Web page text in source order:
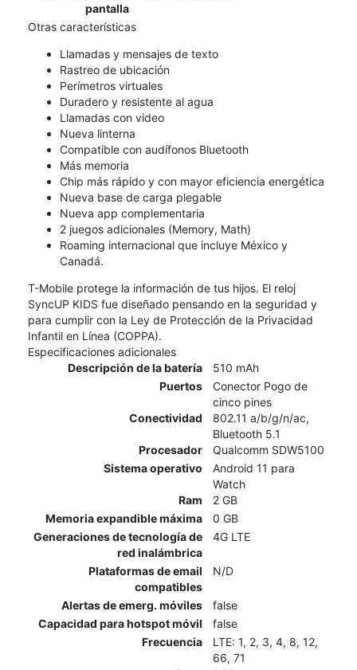
pantalla
Otras características
Llamadas y mensajes de texto
Rastreo de ubicación
Perímetros virtuales
Duradero y resistente al agua
Llamadas con video
Nueva linterna
Compatible con audífonos Bluetooth
Más memoria
Chip más rápido y con mayor eficiencia energética
Nueva base de carga plegable
Nueva app complementaria
2 juegos adicionales (Memory, Math)
Roaming internacional que incluye México y
Canadá.
T-Mobile protege la información de tus hijos. El reloj
SyncUP KIDS fue diseñado pensando en la seguridad y
para cumplir con la Ley de Protección de la Privacidad
Infantil en Línea (COPPA).
Especificaciones adicionales
Descripción de la batería
510 mAh
Puertos
Conector Pogo de
cinco pines
Conectividad
802.11 a/b/g/n/ac,
Bluetooth 5.1
Procesador
Qualcomm SDW5100
Sistema operativo
Android 11 para
Watch
Ram
2 GB
Memoria expandible máxima
0 GB
Generaciones de tecnología de
red inalámbrica
4G LTE
Plataformas de email
compatibles
N/D
Alertas de emerg. móviles
false
Capacidad para hotspot móvil
false
Frecuencia
LTE: 1, 2, 3, 4, 8, 12,
66, 71